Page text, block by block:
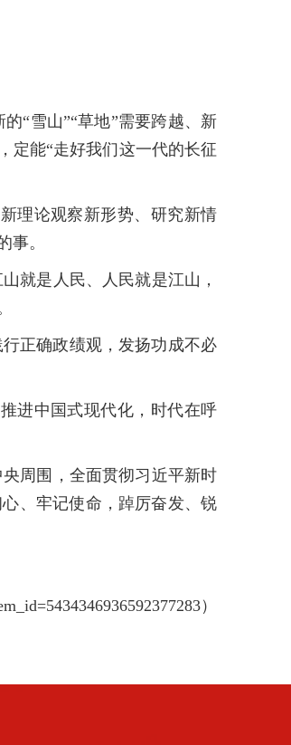
“雪山”“草地”需要跨越、新
定能“走好我们这一代的长征
理论观察新形势、研究新情
事。
就是人民、人民就是江山，
正确政绩观，发扬功成不必
进中国式现代化，时代在呼
周围，全面贯彻习近平新时
、牢记使命，踔厉奋发、锐
）